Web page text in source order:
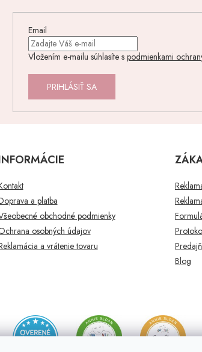
Email
Vložením e-mailu súhlasíte s podmienkami
PRIHLÁSIŤ SA
a platba
obchodné podmienky
osobných údajov
a vrátenie tovaru
Blog